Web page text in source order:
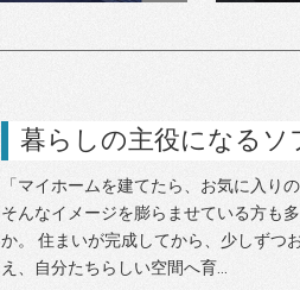
暮らしの主役になるソ
「マイホームを建てたら、お気に入り
そんなイメージを膨らませている方も
か。 住まいが完成してから、少しずつ
え、自分たちらしい空間へ育...